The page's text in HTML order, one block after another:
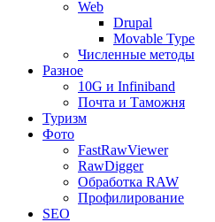
Web
Drupal
Movable Type
Численные методы
Разное
10G и Infiniband
Почта и Таможня
Туризм
Фото
FastRawViewer
RawDigger
Обработка RAW
Профилирование
SEO